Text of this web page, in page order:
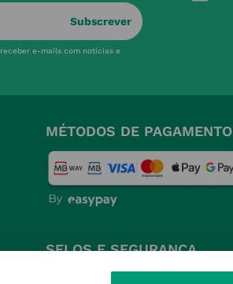
Subscrever
e-mails com notícias e
MÉTODOS DE PAGAMENTO
SELOS E SEGURANÇA